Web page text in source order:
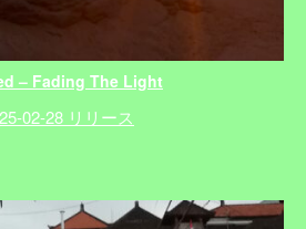
– Fading The Light
02-28 リリース